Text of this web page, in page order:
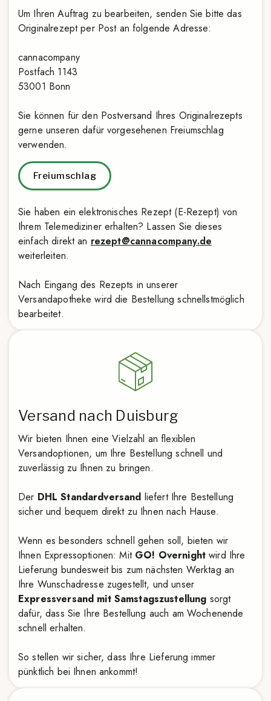
Um Ihren Auftrag zu bearbeiten, senden Sie bitte das
Originalrezept per Post an folgende Adresse:
cannacompany
Postfach 1143
53001 Bonn
Sie können für den Postversand Ihres Originalrezepts
gerne unseren dafür vorgesehenen Freiumschlag
verwenden.
Freiumschlag
Sie haben ein elektronisches Rezept (E-Rezept) von
Ihrem Telemediziner erhalten? Lassen Sie dieses
einfach direkt an rezept@cannacompany.de
weiterleiten.
Nach Eingang des Rezepts in unserer
Versandapotheke wird die Bestellung schnellstmöglich
bearbeitet.
Versand nach Duisburg
Wir bieten Ihnen eine Vielzahl an flexiblen
Versandoptionen, um Ihre Bestellung schnell und
zuverlässig zu Ihnen zu bringen.
Der DHL Standardversand liefert Ihre Bestellung
sicher und bequem direkt zu Ihnen nach Hause.
Wenn es besonders schnell gehen soll, bieten wir
Ihnen Expressoptionen: Mit GO! Overnight wird Ihre
Lieferung bundesweit bis zum nächsten Werktag an
Ihre Wunschadresse zugestellt, und unser
Expressversand mit Samstagszustellung sorgt
dafür, dass Sie Ihre Bestellung auch am Wochenende
schnell erhalten.
So stellen wir sicher, dass Ihre Lieferung immer
pünktlich bei Ihnen ankommt!